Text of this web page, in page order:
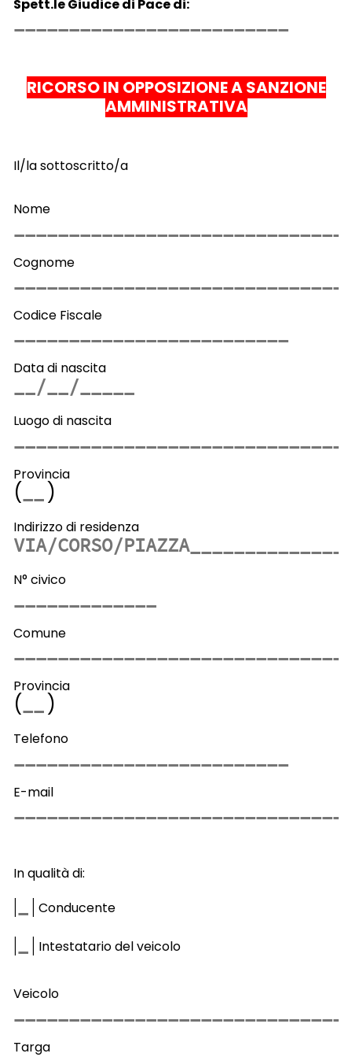
Spett.le Giudice di Pace di:
RICORSO IN OPPOSIZIONE A SANZIONE
AMMINISTRATIVA
Il/la sottoscritto/a
Nome
Cognome
Codice Fiscale
Data di nascita
Luogo di nascita
Provincia
( )
Indirizzo di residenza
N° civico
Comune
Provincia
( )
Telefono
E-mail
In qualità di:
| | Conducente
| | Intestatario del veicolo
Veicolo
Targa